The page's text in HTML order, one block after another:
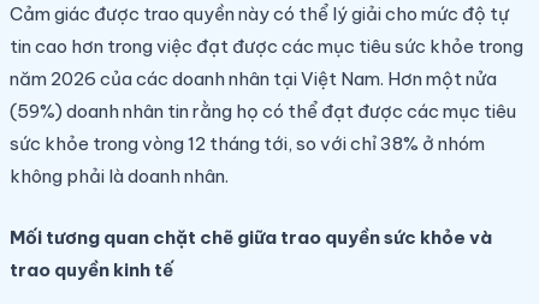
Cảm giác được trao quyền này có thể lý giải cho mức độ tự
tin cao hơn trong việc đạt được các mục tiêu sức khỏe trong
năm 2026 của các doanh nhân tại Việt Nam. Hơn một nửa
(59%) doanh nhân tin rằng họ có thể đạt được các mục tiêu
sức khỏe trong vòng 12 tháng tới, so với chỉ 38% ở nhóm
không phải là doanh nhân.
Mối tương quan chặt chẽ giữa trao quyền sức khỏe và
trao quyền kinh tế